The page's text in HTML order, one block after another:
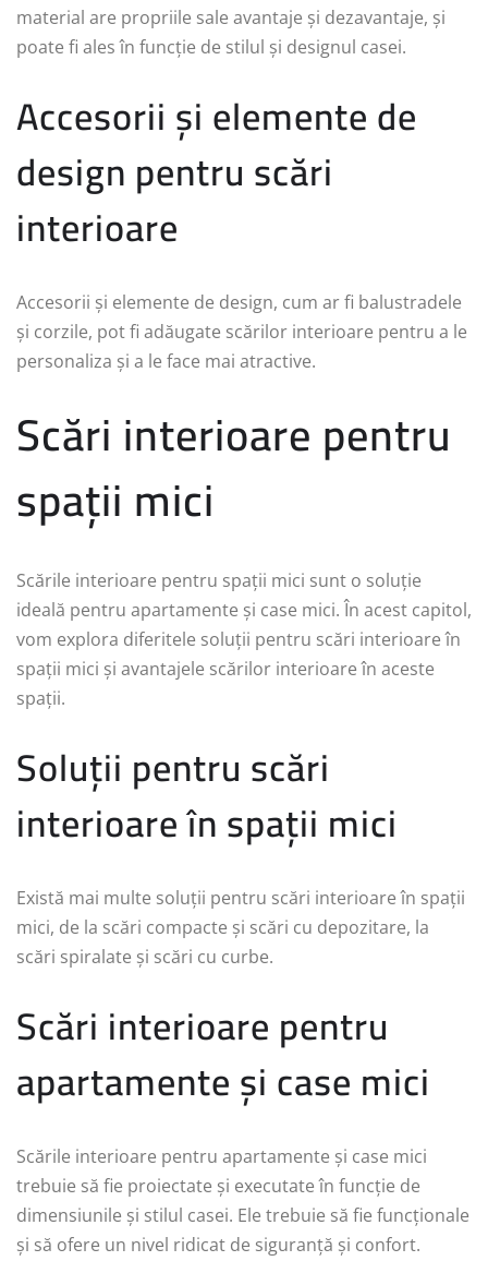
material are propriile sale avantaje și dezavantaje, și
poate fi ales în funcție de stilul și designul casei.
Accesorii și elemente de
design pentru scări
interioare
Accesorii și elemente de design, cum ar fi balustradele
și corzile, pot fi adăugate scărilor interioare pentru a le
personaliza și a le face mai atractive.
Scări interioare pentru
spații mici
Scările interioare pentru spații mici sunt o soluție
ideală pentru apartamente și case mici. În acest capitol,
vom explora diferitele soluții pentru scări interioare în
spații mici și avantajele scărilor interioare în aceste
spații.
Soluții pentru scări
interioare în spații mici
Există mai multe soluții pentru scări interioare în spații
mici, de la scări compacte și scări cu depozitare, la
scări spiralate și scări cu curbe.
Scări interioare pentru
apartamente și case mici
Scările interioare pentru apartamente și case mici
trebuie să fie proiectate și executate în funcție de
dimensiunile și stilul casei. Ele trebuie să fie funcționale
și să ofere un nivel ridicat de siguranță și confort.